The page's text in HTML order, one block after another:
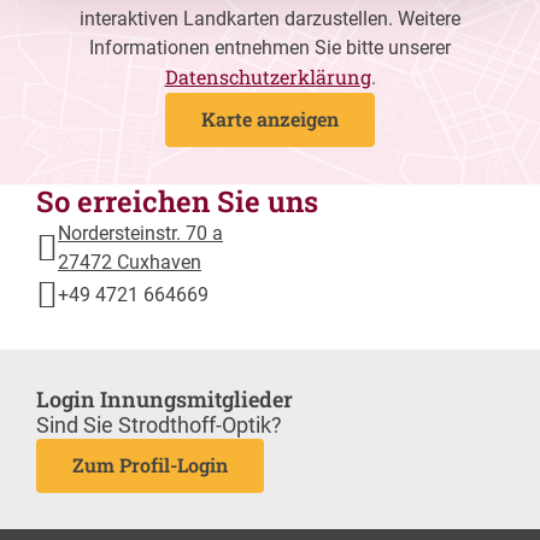
interaktiven Landkarten darzustellen. Weitere
Informationen entnehmen Sie bitte unserer
Datenschutzerklärung.
Karte anzeigen
So erreichen Sie uns
Nordersteinstr. 70 a
27472 Cuxhaven
+49 4721 664669
Login Innungsmitglieder
Sind Sie Strodthoff-Optik?
Zum Profil-Login